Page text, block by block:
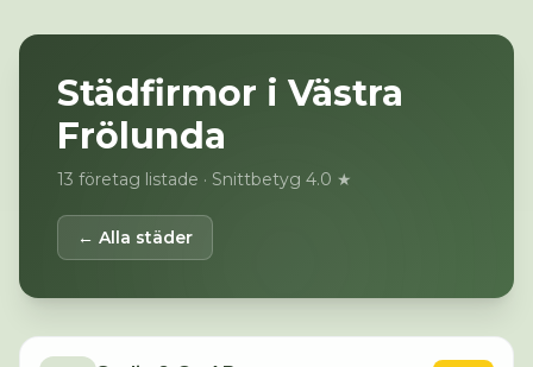
Städfirmor i Västra
Frölunda
13 företag listade · Snittbetyg 4.0 ★
← Alla städer